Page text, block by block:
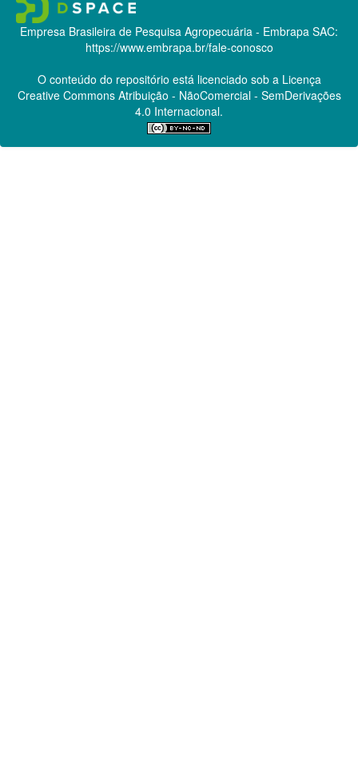
Empresa Brasileira de Pesquisa Agropecuária - Embrapa SAC:
https://www.embrapa.br/fale-conosco
O conteúdo do repositório está licenciado sob a Licença
Creative CommonsAtribuição - NãoComercial - SemDerivações
4.0 Internacional.